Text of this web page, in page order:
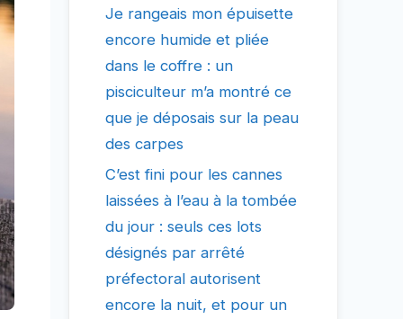
Je rangeais mon épuisette
encore humide et pliée
dans le coffre : un
pisciculteur m’a montré ce
que je déposais sur la peau
des carpes
C’est fini pour les cannes
laissées à l’eau à la tombée
du jour : seuls ces lots
désignés par arrêté
préfectoral autorisent
encore la nuit, et pour un